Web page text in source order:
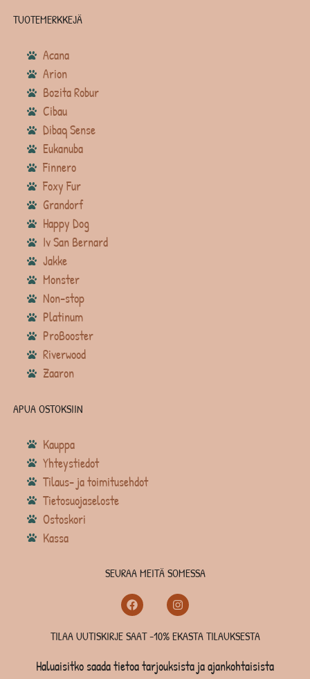
TUOTEMERKKEJÄ
Acana
Arion
Bozita Robur
Cibau
Dibaq Sense
Eukanuba
Finnero
Foxy Fur
Grandorf
Happy Dog
Iv San Bernard
Jakke
Monster
Non-stop
Platinum
ProBooster
Riverwood
Zaaron
APUA OSTOKSIIN
Kauppa
Yhteystiedot
Tilaus- ja toimitusehdot
Tietosuojaseloste
Ostoskori
Kassa
SEURAA MEITÄ SOMESSA
TILAA UUTISKIRJE SAAT -10% EKASTA TILAUKSESTA
Haluaisitko saada tietoa tarjouksista ja ajankohtaisista